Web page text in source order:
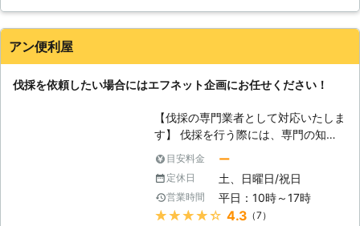
ご依頼ください。皆様のお問い合わせ
をお待ちしています。
で、お気軽にお見積りをご利用くださ
するといったことは一切ございませ
ん！お見積りでご提案した金額以上の
ご請求はいたしませんのでご安心くだ
さい。また、カードでのお支払いもう
けたまわっております。まずは、無料
にてお見積もりをいたしますので、ご
対応が気持ちが良かったです。
埼玉県 草加市 2016年12月20日
アン便利屋
伐採を依頼したい場合にはエフネット企画にお任せください！
【伐採の専門業者として対応いたしま
す】 伐採を行う際には、専門の知識
が必要不可欠です。それ無しでの作業
を行ってしまった場合には、いくつか
問題が起こる恐れがあります。例え
ば、近隣トラブルです。伐採はどうし
ても刈り取った枝葉が宙を舞いやす
目安料金 ー
定休日 土、日曜日/祝日
営業時間 平日：10時～17時
★★★★★ 4.3 （7）